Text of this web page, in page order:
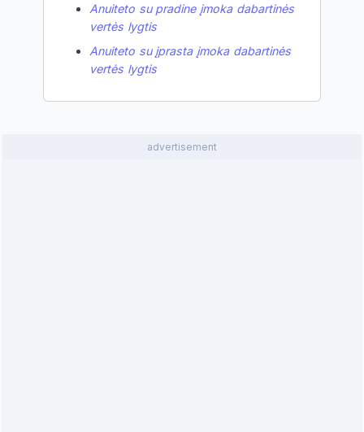
Anuiteto su pradine įmoka dabartinės
vertės lygtis
Anuiteto su įprasta įmoka dabartinės
vertės lygtis
advertisement